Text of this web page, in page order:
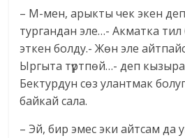
– М-мен, арыкты чек экен
тургандан эле…- Акматка тил
эткен болду.- Жөн эле
Ыргыта түртпөй…- деп
Бектурдун сөз улантмак
байкай сала.
– Эй, бир эмес эки айтсам да